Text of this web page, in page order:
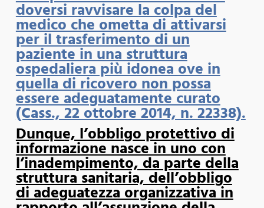
doversi ravvisare la colpa del
medico che ometta di attivarsi
per il trasferimento di un
paziente in una struttura
ospedaliera più idonea ove in
quella di ricovero non possa
essere adeguatamente curato
(Cass., 22 ottobre 2014, n. 22338).
Dunque, l’obbligo protettivo di
informazione nasce in uno con
l’inadempimento, da parte della
struttura sanitaria, dell’obbligo
di adeguatezza organizzativa in